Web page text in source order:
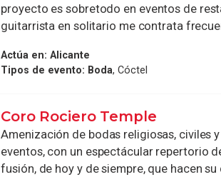
proyecto es sobretodo en eventos de
guitarrista en solitario me contrata
Actúa en: Alicante
Tipos de evento: Boda, Cóctel
Coro Rociero Temple
Amenización de bodas religiosas, civiles
eventos, con un espectácular repertorio
fusión, de hoy y de siempre, que hacen su